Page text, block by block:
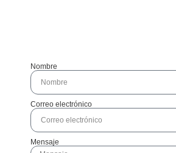
Nombre
Correo electrónico
Mensaje